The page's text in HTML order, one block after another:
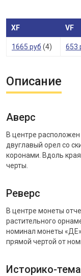
XF VF
1665 руб (4) 653
Описание
Аверс
В центре
двуглавый орел со
коронами. Вдоль
черты.
Реверс
В центре монеты
растительного
номинал монеты «ДЕ»
прямой чертой от
Историко-